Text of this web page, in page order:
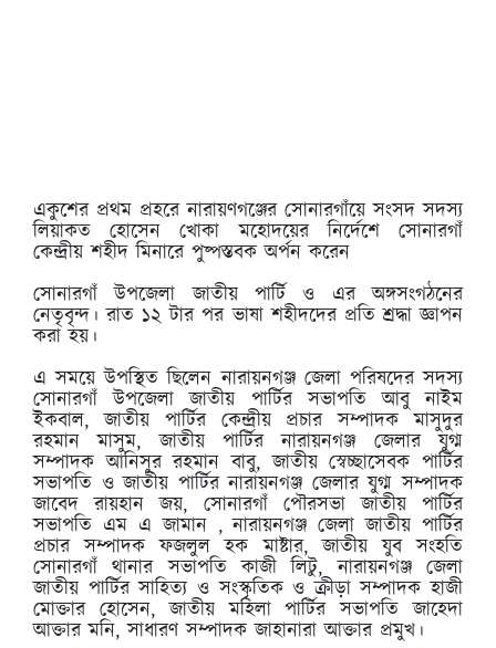
একুশের প্রথম প্রহরে নারায়ণগঞ্জের সোনারগাঁয়ে সংসদ সদস্য
লিয়াকত হোসেন খোকা মহোদয়ের নির্দেশে সোনারগাঁ
কেন্দ্রীয় শহীদ মিনারে পুষ্পস্তবক অর্পন করেন
সোনারগাঁ উপজেলা জাতীয় পার্টি ও এর অঙ্গসংগঠনের
নেতৃবৃন্দ। রাত ১২ টার পর ভাষা শহীদদের প্রতি শ্রদ্ধা জ্ঞাপন
করা হয়।
এ সময়ে উপস্থিত ছিলেন নারায়নগঞ্জ জেলা পরিষদের সদস্য
সোনারগাঁ উপজেলা জাতীয় পার্টির সভাপতি আবু নাইম
ইকবাল, জাতীয় পার্টির কেন্দ্রীয় প্রচার সম্পাদক মাসুদুর
রহমান মাসুম, জাতীয় পার্টির নারায়নগঞ্জ জেলার যুগ্ম
সম্পাদক আনিসুর রহমান বাবু, জাতীয় স্বেচ্ছাসেবক পার্টির
সভাপতি ও জাতীয় পার্টির নারায়নগঞ্জ জেলার যুগ্ম সম্পাদক
জাবেদ রায়হান জয়, সোনারগাঁ পৌরসভা জাতীয় পার্টির
সভাপতি এম এ জামান , নারায়নগঞ্জ জেলা জাতীয় পার্টির
প্রচার সম্পাদক ফজলুল হক মাষ্টার, জাতীয় যুব সংহতি
সোনারগাঁ থানার সভাপতি কাজী লিটু, নারায়নগঞ্জ জেলা
জাতীয় পার্টির সাহিত্য ও সংস্কৃতিক ও ক্রীড়া সম্পাদক হাজী
মোক্তার হোসেন, জাতীয় মহিলা পার্টির সভাপতি জাহেদা
আক্তার মনি, সাধারণ সম্পাদক জাহানারা আক্তার প্রমুখ।